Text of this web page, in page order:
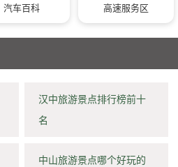
汽车百科 高速服务区
汉中旅游景点排行榜前十
名
中山旅游景点哪个好玩的